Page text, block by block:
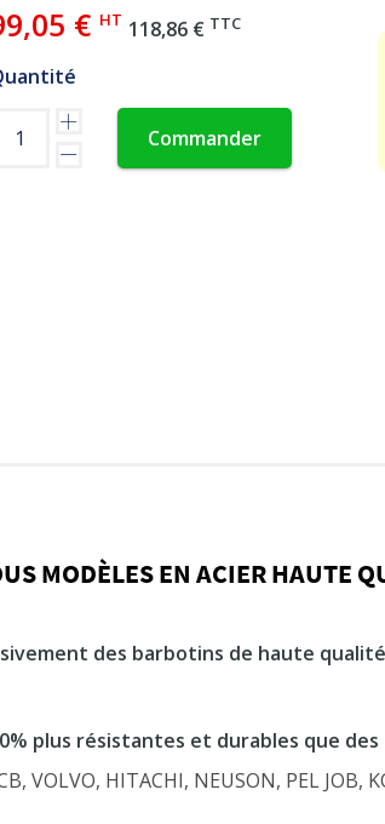
€ HT 118,86 € TTC
Commander
MODÈLES EN ACIER HAUTE
des barbotins de haute qualité
plus résistantes et durables que
HITACHI, NEUSON, PEL JOB,